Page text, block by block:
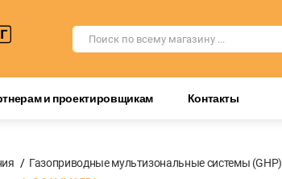
и проектировщикам Контакты
Газоприводные мультизональные системы (GHP)